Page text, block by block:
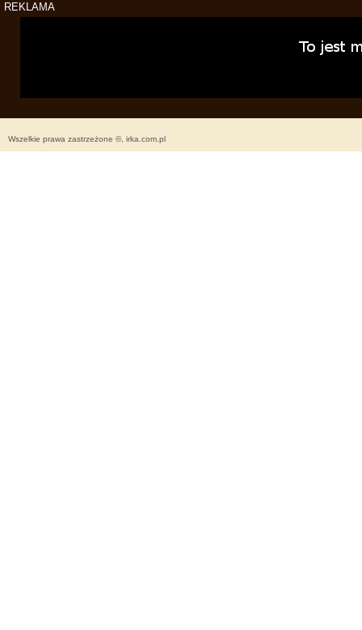
REKLAMA
Wszelkie prawa zastrzeżone ©, irka.com.pl